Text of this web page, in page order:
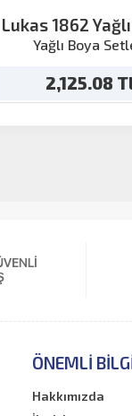
Lukas 1862
Ten Rengi
Yağlı Boya
2,125.08
ÖNEMLI
Hakkımızda